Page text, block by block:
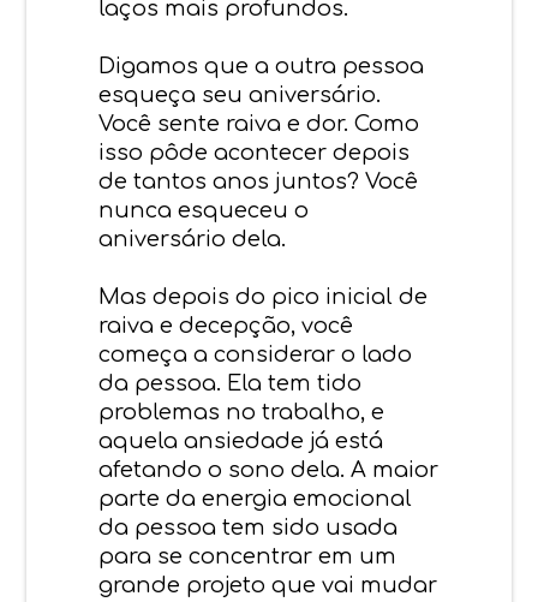
laços mais profundos.
Digamos que a outra pessoa
esqueça seu aniversário.
Você sente raiva e dor. Como
isso pôde acontecer depois
de tantos anos juntos?Você
nunca esqueceu o
aniversário dela.
Mas depois do pico inicial de
raiva e decepção, você
começa a considerar o lado
da pessoa. Ela tem tido
problemas no trabalho, e
aquela ansiedade já está
afetando o sono dela. A maior
parte da energia emocional
da pessoa tem sido usada
para se concentrar em um
grande projeto que vai mudar